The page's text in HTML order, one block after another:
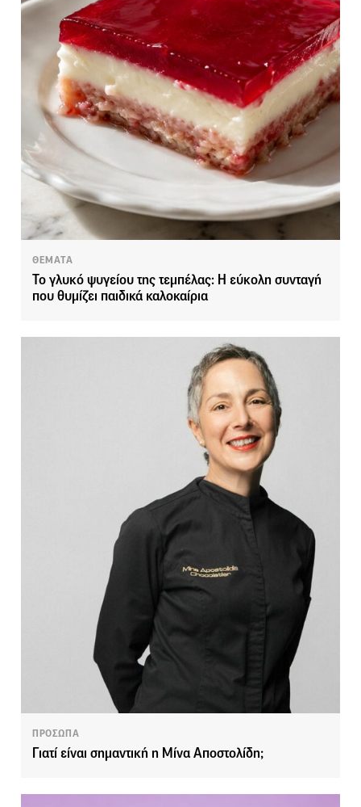
ΘΕΜΑΤΑ
Το γλυκό ψυγείου της τεμπέλας: Η εύκολη συνταγή
που θυμίζει παιδικά καλοκαίρια
ΠΡΟΣΩΠΑ
Γιατί είναι σημαντική η Μίνα Αποστολίδη;